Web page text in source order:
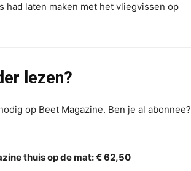
had laten maken met het vliegvissen op
lezen?
op Beet Magazine. Ben je al abonnee?
thuis op de mat: € 62,50